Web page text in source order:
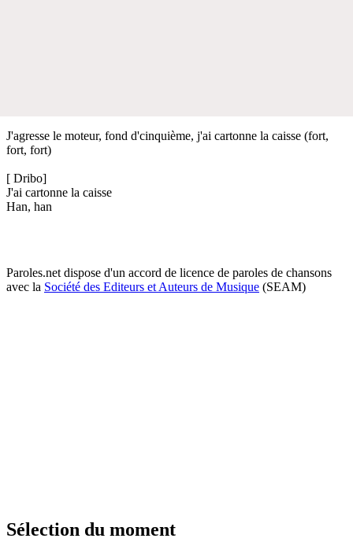
J'agresse le moteur, fond d'cinquième, j'ai cartonne la caisse (fort,
fort, fort)
[ Dribo]
J'ai cartonne la caisse
Han, han
Paroles.net dispose d'un accord de licence de paroles de chansons
avec la Société des Editeurs et Auteurs de Musique (SEAM)
Sélection du moment